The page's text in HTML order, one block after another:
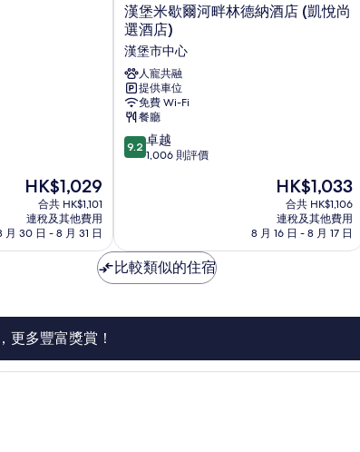
現
HK$1,029
HK$1,029
合共 HK$1,101
連稅及其他費用
月 30 日 - 8 月 31 日
漢
堡
米
歇
爾
河
畔
林
德
納
選
酒
店)
堡
心
漢堡米歇爾河畔林德納酒店 (凱悅尚
選酒店)
漢堡市中心
人寵共融
提供車位
免費 Wi-Fi
餐廳
9.2
分
卓
越，
1,006
評
評
9.2 卓越
1,006 則評價
現
售
HK$1,033
HK$1,033
合共 HK$1,106
連稅及其他費用
8 月 16 日 - 8 月 17 日
比較類似的住宿
更多豐富獎賞！